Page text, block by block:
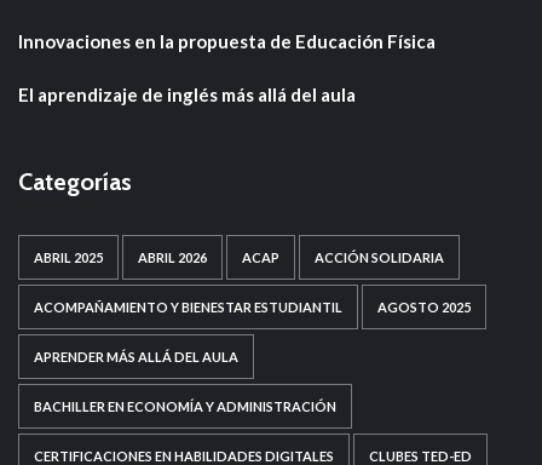
Innovaciones en la propuesta de Educación Física
El aprendizaje de inglés más allá del aula
Categorías
ABRIL 2025 ABRIL 2026 ACAP ACCIÓN SOLIDARIA
ACOMPAÑAMIENTO Y BIENESTAR ESTUDIANTIL AGOSTO 2025
APRENDER MÁS ALLÁ DEL AULA
BACHILLER EN ECONOMÍA Y ADMINISTRACIÓN
CERTIFICACIONES EN HABILIDADES DIGITALES CLUBES TED-ED